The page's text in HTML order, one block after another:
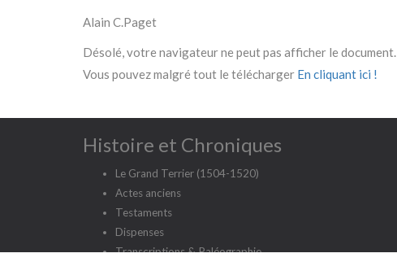
Alain C.Paget
Désolé, votre navigateur ne peut pas afficher le document.
Vous pouvez malgré tout le télécharger En cliquant ici !
Histoire et Chroniques
Le Grand Terrier (1504-1520)
Actes anciens
Testaments
Dispenses
Transcriptions & Paléographie